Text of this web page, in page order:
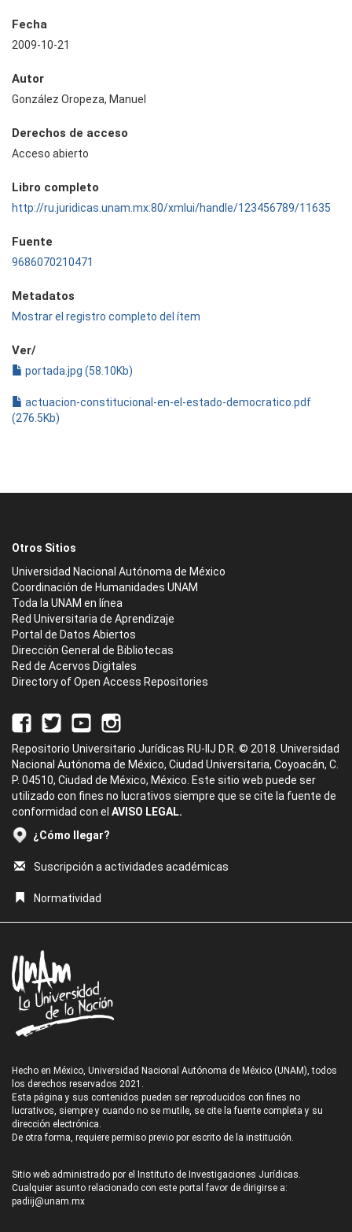
Fecha
2009-10-21
Autor
González Oropeza, Manuel
Derechos de acceso
Acceso abierto
Libro completo
http://ru.juridicas.unam.mx:80/xmlui/handle/123456789/11635
Fuente
9686070210471
Metadatos
Mostrar el registro completo del ítem
Ver/
portada.jpg (58.10Kb)
actuacion-constitucional-en-el-estado-democratico.pdf
(276.5Kb)
Otros Sitios
Universidad Nacional Autónoma de México
Coordinación de Humanidades UNAM
Toda la UNAM en línea
Red Universitaria de Aprendizaje
Portal de Datos Abiertos
Dirección General de Bibliotecas
Red de Acervos Digitales
Directory of Open Access Repositories
Repositorio Universitario Jurídicas RU-IIJ D.R. © 2018. Universidad
Nacional Autónoma de México, Ciudad Universitaria, Coyoacán, C.
P. 04510, Ciudad de México, México. Este sitio web puede ser
utilizado con fines no lucrativos siempre que se cite la fuente de
conformidad con el AVISO LEGAL.
¿Cómo llegar?
Suscripción a actividades académicas
Normatividad
Hecho en México, Universidad Nacional Autónoma de México (UNAM), todos
los derechos reservados 2021.
Esta página y sus contenidos pueden ser reproducidos con fines no
lucrativos, siempre y cuando no se mutile, se cite la fuente completa y su
dirección electrónica.
De otra forma, requiere permiso previo por escrito de la institución.
Sitio web administrado por el Instituto de Investigaciones Jurídicas.
Cualquier asunto relacionado con este portal favor de dirigirse a:
padiij@unam.mx